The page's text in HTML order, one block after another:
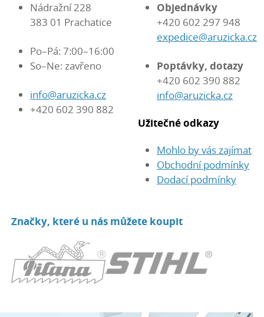
Nádražní 228
383 01 Prachatice
Po–Pá: 7:00–16:00
So–Ne: zavřeno
info@aruzicka.cz
+420 602 390 882
Objednávky
+420 602 297 948
expedice@aruzicka.cz
Poptávky, dotazy
+420 602 390 882
info@aruzicka.cz
Užitečné odkazy
Mohlo by vás zajímat
Obchodní podmínky
Dodací podmínky
Značky, které u nás můžete koupit